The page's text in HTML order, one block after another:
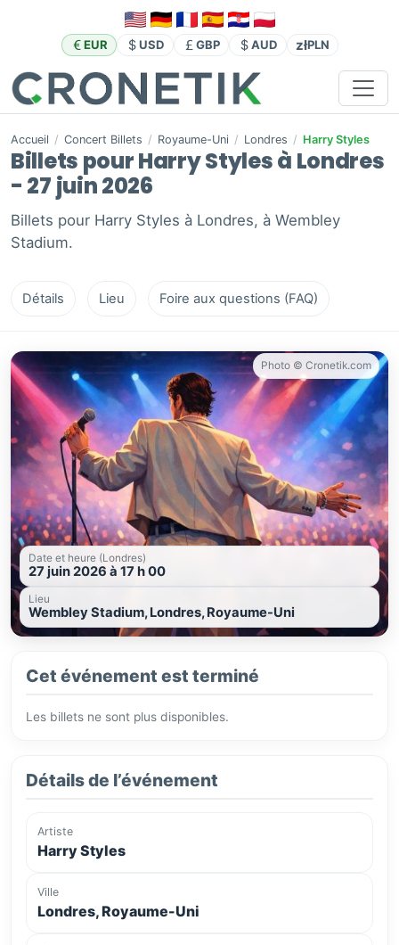
EUR USD GBP AUD złPLN
Accueil / Concert Billets / Royaume-Uni / Londres / Harry Styles
Billets pour Harry Styles à Londres
- 27 juin 2026
Billets pour Harry Styles à Londres, à Wembley
Stadium.
Détails Lieu Foire aux questions (FAQ)
Photo © Cronetik.com
Date et heure (Londres)
27 juin 2026 à 17 h 00
Lieu
Wembley Stadium, Londres, Royaume-Uni
Cet événement est terminé
Les billets ne sont plus disponibles.
Détails de l’événement
Artiste
Harry Styles
Ville
Londres, Royaume-Uni